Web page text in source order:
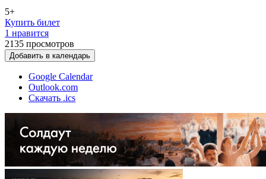
5+
Купить билет
1 нравится
2135 просмотров
Добавить в календарь
Google Calendar
Outlook.com
Скачать .ics